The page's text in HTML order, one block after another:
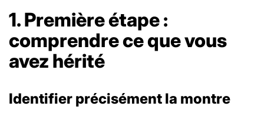
1. Première étape :
comprendre ce que vous
avez hérité
Identifier précisément la montre